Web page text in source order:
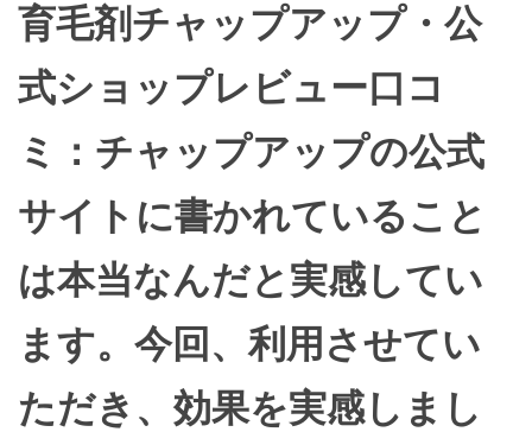
育毛剤チャップアップ・公
式ショップレビュー口コ
ミ：チャップアップの公式
サイトに書かれていること
は本当なんだと実感してい
ます。今回、利用させてい
ただき、効果を実感しまし